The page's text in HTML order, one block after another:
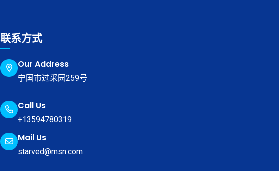
联系方式
Our Address
宁国市过采园259号
Call Us
+13594780319
Mail Us
starved@msn.com